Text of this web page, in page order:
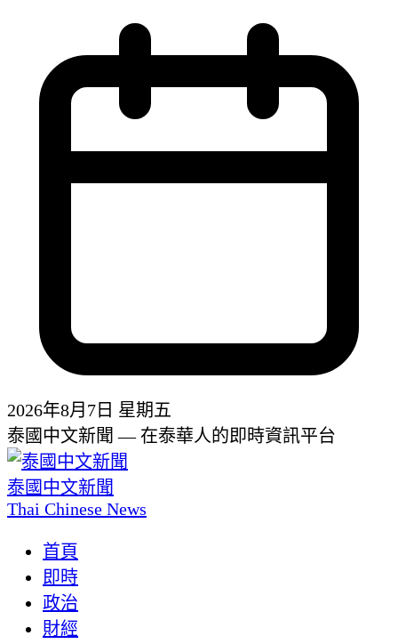
2026年8月7日 星期五
泰國中文新聞 — 在泰華人的即時資訊平台
泰國中文新聞
Thai Chinese News
首頁
即時
政治
財經